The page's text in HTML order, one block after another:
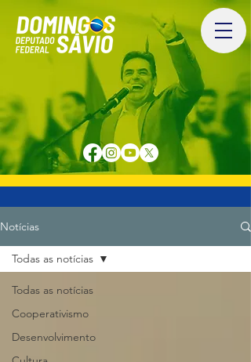
Notícias
Todas as notícias
Cooperativismo
Desenvolvimento
Todas as notícias